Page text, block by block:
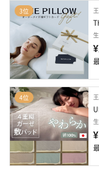
3位
4位